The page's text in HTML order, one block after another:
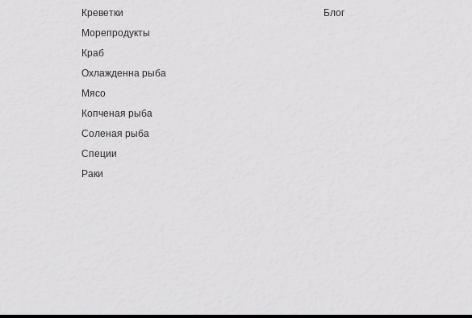
Креветки
Морепродукты
Краб
Охлажденна рыба
Мясо
Копченая рыба
Соленая рыба
Специи
Раки
Блог